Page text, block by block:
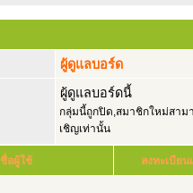
ผู้ดูแลบอร์ด
ผู้ดูแลบอร์ดนี้
กลุ่มนี้ถูกปิด,สมาชิกใหม่สาม
เชิญเท่านั้น
ชื่อผู้ใช้ ลงทะเบียน